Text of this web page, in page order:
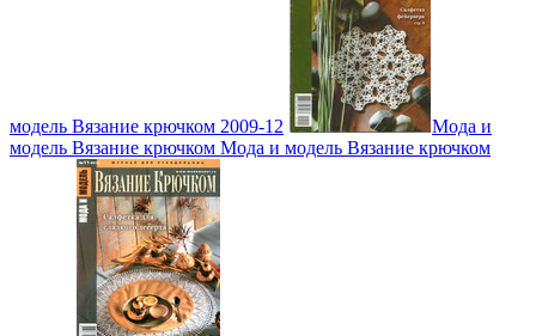
модель Вязание крючком 2009-12
Мода и
модель Вязание крючком Мода и модель Вязание крючком